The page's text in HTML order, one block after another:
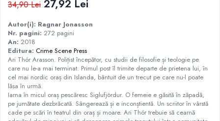
Istorie
Istorie/Critica
Jurnale/Memorii
Manuale scolare/Cursuri
Medicină
Poezie
Politică/Geopolitică
Proză
34,90 Lei 27,92 Lei
Autor(i): Ragnar Jonasson
Nr. pagini: 272 pagini
An: 2018
Editura: Crime Scene Press
Ari Thór Arasson. Polițist începător, cu studii de filosofie și teologie pe
care nu le-a mai terminat. Primul post îl trimite departe de prietena lui, în
cel mai nordic oraș din Islanda, bântuit de un trecut pe care nu-l poate
lăsa în urmă.
Iarna în micul oraș pescăresc Siglufjördur. O femeie e găsită în zăpadă,
pe jumătate dezbrăcată. Sângerează și e inconștientă. Un scriitor în vârstă
cade pe scări în teatrul din oraș și moare. Ari Thór trebuie să cearnă